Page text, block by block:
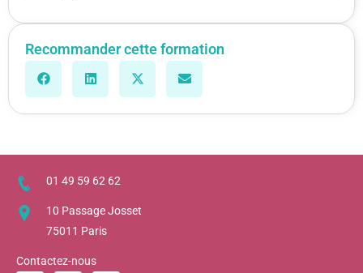
Recommander cette formation
01 49 59 62 62
10 Passage Josset
75011 Paris
Contactez-nous